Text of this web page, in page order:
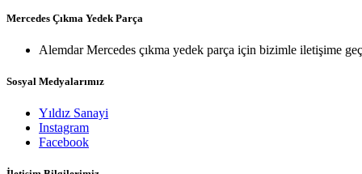
Mercedes Çıkma Yedek Parça
Alemdar Mercedes çıkma yedek parça için bizimle iletişime
Sosyal Medyalarımız
Yıldız Sanayi
Instagram
Facebook